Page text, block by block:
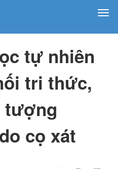
tự nhiên
tri thức,
tượng
cọ xát